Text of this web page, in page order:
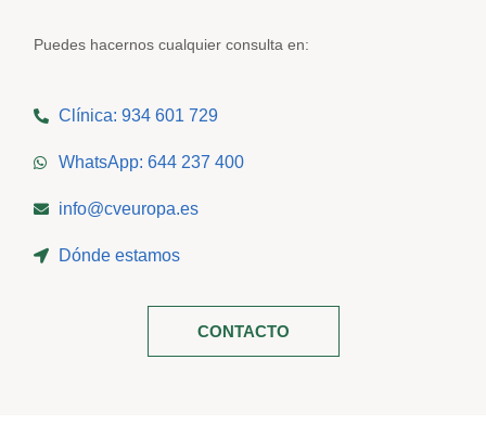
Puedes hacernos cualquier consulta en:
Clínica: 934 601 729
WhatsApp: 644 237 400
info@cveuropa.es
Dónde estamos
CONTACTO